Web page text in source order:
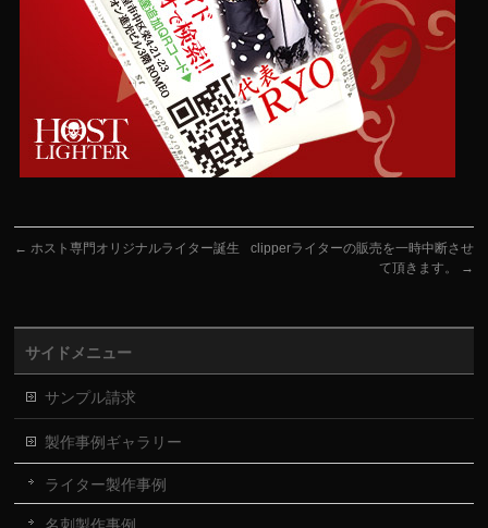
← ホスト専門オリジナルライター誕生
clipperライターの販売を一時中断させ
て頂きます。
→
サイドメニュー
サンプル請求
製作事例ギャラリー
ライター製作事例